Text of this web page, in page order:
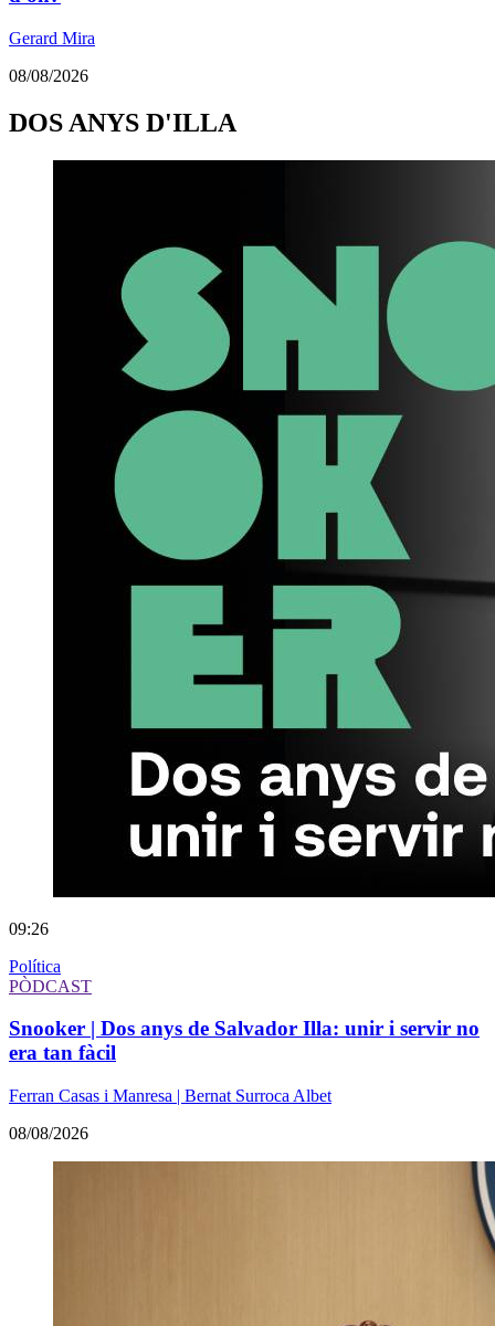
Gerard Mira
08/08/2026
DOS ANYS D'ILLA
09:26
Política
PÒDCAST
Snooker | Dos anys de Salvador Illa: unir i servir no
era tan fàcil
Ferran Casas i Manresa | Bernat Surroca Albet
08/08/2026